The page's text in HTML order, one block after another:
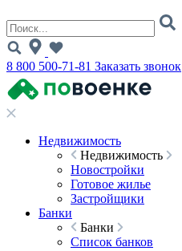
8 800 500-71-81 Заказать звонок
Недвижимость
Недвижимость
Новостройки
Готовое жилье
Застройщики
Банки
Банки
Список банков